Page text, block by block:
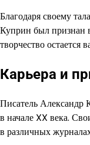
Благодаря своему
Куприн был признан
творчество
Карьера и
Писатель Александр
в начале XX века.
в различных